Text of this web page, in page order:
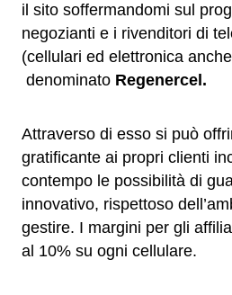
il sito soffermandomi sul
negozianti e i rivenditori di
(cellulari ed elettronica
denominato Regenercel.
Attraverso di esso si può
gratificante ai propri clienti
contempo le possibilità di
innovativo, rispettoso
gestire. I margini per gli
al 10% su ogni cellulare.